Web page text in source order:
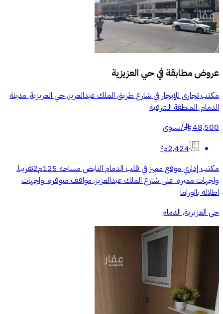
عروض مطابقة فيحي العزيزية
مكتب تجاري للإيجار في شارع طريق الملك عبدالعزيز, حي العزيزية, مدينة
الدمام, المنطقة الشرقية
48,500
§
/سنوي
2,424م²
مكتب إداري موقع مميز في قلب الدمام النابض مساحة 125م2تقريبا.
واجهات مميزه. على شارع الملك عبدالعزيز. مواقف متوفره. واجهات
اطلاله بانوراما
حي العزيزية, الدمام